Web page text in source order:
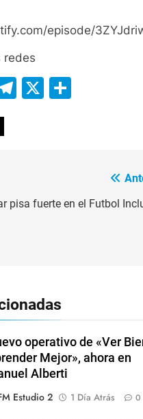
episode/
redes
Telegram
X
pisa fuerte en el Futbol
operativo de «Ver
Mejor», ahora en
Alberti
Estudio 2
1 Día Atrás 0